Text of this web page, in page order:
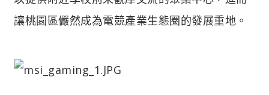
讓桃園區儼然成為電競產業生態圈的發展重地。